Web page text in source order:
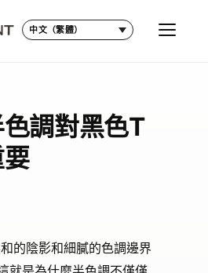
語言 切換選
› FAQ ›
Why halftone is
調對黑色T
的陰影和細膩的色調邊界